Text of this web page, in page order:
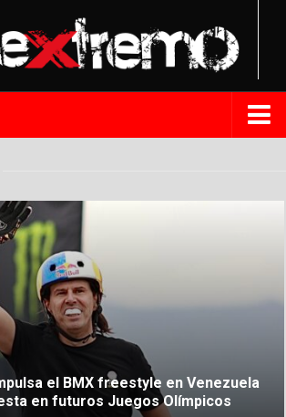
el BMX freestyle en Venezuela
en futuros Juegos Olímpicos